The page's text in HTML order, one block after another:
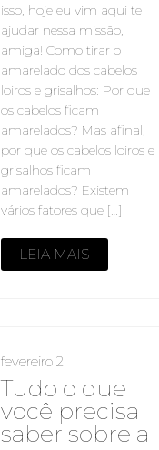
isso, hoje eu vim aqui te
ajudar nessa missão,
amiga! Como tirar o
amarelado dos cabelos
loiros e grisalhos: Por que
os cabelos ficam
amarelados? Mas afinal,
por que os cabelos loiros e
grisalhos ficam
amarelados? Existem
vários fatores que […]
LEIA MAIS
fevereiro 2
Tudo o que
você precisa
saber sobre a